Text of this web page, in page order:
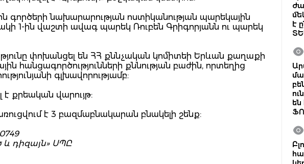
գործերի նախարարության ոստիկանության պարեկային
1-ին վաշտի ավագ պարեկ Ռուբեն Գրիգորյանն ու պարեկ
փոխանցել են ՀՀ քննչական կոմիտեի Երևան քաղաքի
հանցագործությունների քննության բաժին, որտեղից
գլխավորությամբ:
քրեական վարույթ:
է 3 բազմաբնակարան բնակելի շենք:
և դիզայն» ՍՊԸ
է
են